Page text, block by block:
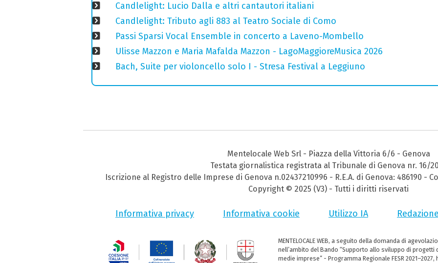
Candlelight: Lucio Dalla e altri cantautori italiani
Candlelight: Tributo agli 883 al Teatro Sociale di Como
Passi Sparsi Vocal Ensemble in concerto a Laveno-Mombello
Ulisse Mazzon e Maria Mafalda Mazzon - LagoMaggioreMusica 2026
Bach, Suite per violoncello solo I - Stresa Festival a Leggiuno
Mentelocale Web Srl - Piazza della Vittoria 6/6 - Genova
Testata giornalistica registrata al Tribunale di Genova nr. 16/
Iscrizione al Registro delle Imprese di Genova n.02437210996 - R.E.A. di Genova: 486190 -
Copyright © 2025 (V3) - Tutti i diritti riservati
Informativa privacy Informativa cookie Utilizzo IA
MENTELOCALE WEB, a seguito della domanda di
nell’ambito del Bando “Supporto allo sviluppo di
medie imprese” - Programma Regionale FESR